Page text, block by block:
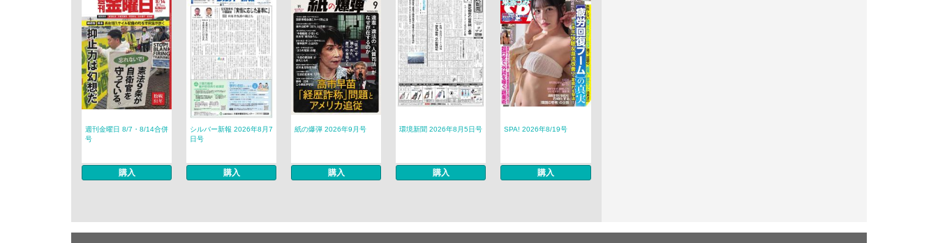
週刊金曜日 8/7・8/14合併
号
購入
シルバー新報 2026年8月7
日号
購入
紙の爆弾 2026年9月号
購入
環境新聞 2026年8月5日号
購入
SPA! 2026年8/19号
購入